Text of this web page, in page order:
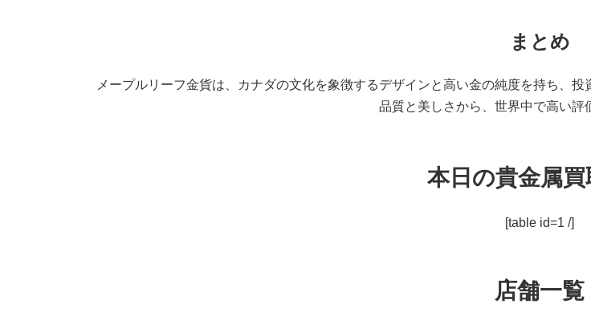
まとめ
メープルリーフ金貨は、カナダの文化を象徴するデザインと高い金の純度を持ち、
品質と美しさから、世界中で高い評
本日の貴金属買
[table id=1 /]
店舗一覧